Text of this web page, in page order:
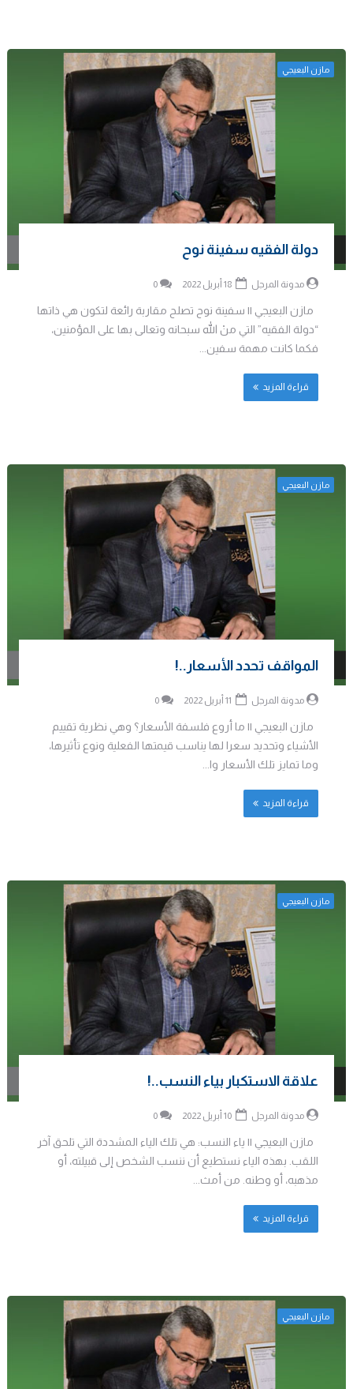
مازن البعيجي
دولة الفقيه سفينة نوح
مدونة المرجل 0
مازن البعيجي || سفينة نوح تصلح مقاربة رائعة لتكون هي ذاتها
“دولة الفقيه” التي منْ الله سبحانه وتعالى بها على المؤمنين،
فكما كانت مهمة سفين...
قراءة المزيد
مازن البعيجي
المواقف تحدد الأسعار..!
مدونة المرجل 0
مازن البعيجي || ما أروع فلسفة الأسعار؟ وهي نظرية تقييم
الأشياء وتحديد سعرا لها يناسب قيمتها الفعلية ونوع تأثيرها،
وما تمايز تلك الأسعار وا...
قراءة المزيد
مازن البعيجي
علاقة الاستكبار بياء النسب..!
مدونة المرجل 0
مازن البعيجي || ياء النسب: هي تلك الياء المشددة التي تلحق آخر
اللقب. بهذه الياء نستطيع أن ننسب الشخص إلى قبيلته، أو
مذهبه، أو وطنه. من أمث...
قراءة المزيد
مازن البعيجي